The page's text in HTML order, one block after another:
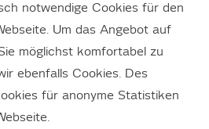
Morgen
von Maria Telkes – nähen
guter Energie“,
– die Welt gestalten mit Marie
notwendige Cookies für den
Um das Angebot auf
möglichst komfortabel zu
ebenfalls Cookies. Des
für anonyme Statistiken